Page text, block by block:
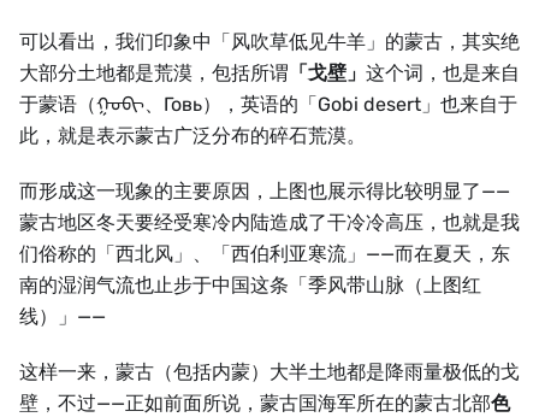
可以看出，我们印象中「风吹草低见牛羊」的蒙古，其实绝
大部分土地都是荒漠，包括所谓 「戈壁」 这个词，也是来自
于蒙语（ᠭᠣᠪᠢ、Говь），英语的「Gobi desert」也来自于
此，就是表示蒙古广泛分布的碎石荒漠。
而形成这一现象的主要原因，上图也展示得比较明显了——
蒙古地区冬天要经受寒冷内陆造成了干冷冷高压，也就是我
们俗称的「西北风」、「西伯利亚寒流」——而在夏天，东
南的湿润气流也止步于中国这条「季风带山脉（上图红
线）」——
这样一来，蒙古（包括内蒙）大半土地都是降雨量极低的戈
壁，不过——正如前面所说，蒙古国海军所在的蒙古北部色